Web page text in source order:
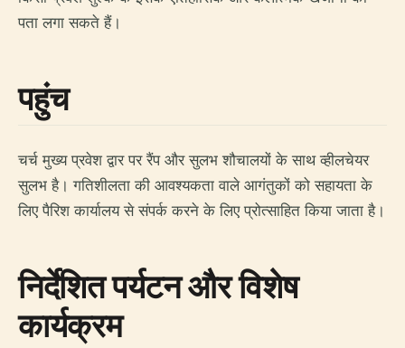
पता लगा सकते हैं।
पहुंच
चर्च मुख्य प्रवेश द्वार पर रैंप और सुलभ शौचालयों के साथ व्हीलचेयर
सुलभ है। गतिशीलता की आवश्यकता वाले आगंतुकों को सहायता के
लिए पैरिश कार्यालय से संपर्क करने के लिए प्रोत्साहित किया जाता है।
निर्देशित पर्यटन और विशेष
कार्यक्रम